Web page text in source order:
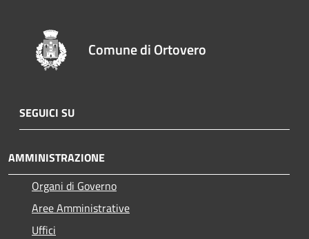
Comune di Ortovero
SEGUICI SU
AMMINISTRAZIONE
Organi di Governo
Aree Amministrative
Uffici